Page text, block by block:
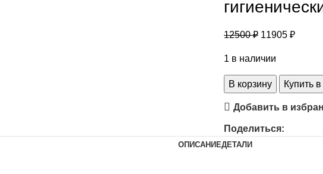
12500₽ 11905 ₽
1 в наличии
В корзину Купить
Добавить в
Поделиться:
ОПИСАНИЕДЕТАЛИ